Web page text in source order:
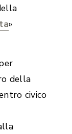
»
della
civico